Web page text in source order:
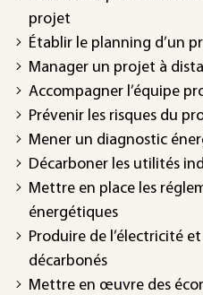
projet
Établir le planning d’un
Manager un projet à
Accompagner l’équipe
Prévenir les risques du
Mener un diagnostic
Décarboner les utilités
Mettre en place les
énergétiques
Produire de l’électricité
décarbonés
Mettre en œuvre des